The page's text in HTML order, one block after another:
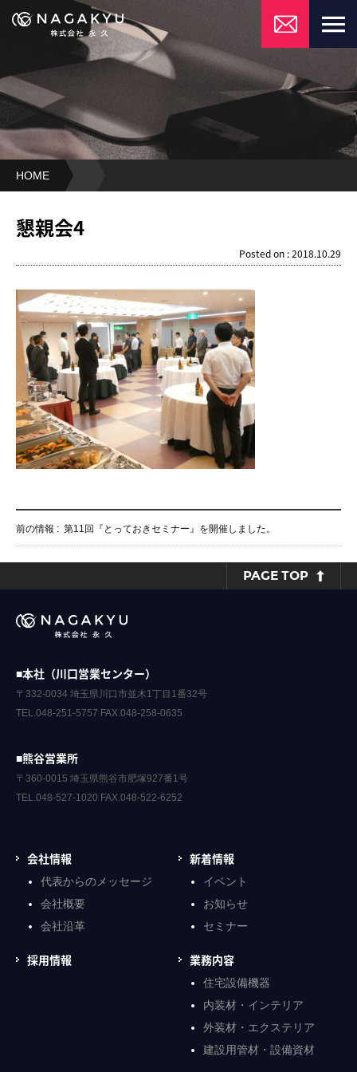
HOME
懇親会4
Posted on : 2018.10.29
前の情報 : 第11回『とっておきセミナー』を開催しました。
PAGE TOP
■本社（川口営業センター）
〒332-0034 埼玉県川口市並木1丁目1番32号
TEL.048-251-5757 FAX.048-258-0635
■熊谷営業所
〒360-0015 埼玉県熊谷市肥塚927番1号
TEL.048-527-1020 FAX.048-522-6252
会社情報
代表からのメッセージ
会社概要
会社沿革
新着情報
イベント
お知らせ
セミナー
採用情報 業務内容
住宅設備機器
内装材・インテリア
外装材・エクステリア
建設用管材・設備資材